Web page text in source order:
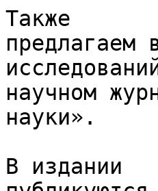
Также
предлагаем
научном
науки».
В издании